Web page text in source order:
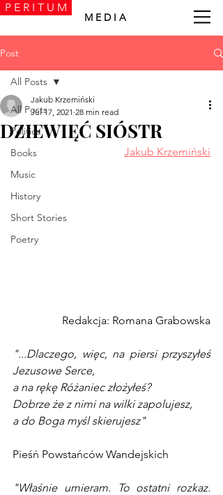
P E R I T U M
M E D I A
Post
All Posts
Politics
Books
Music
History
Short Stories
Poetry
All Posts
DZIEWIĘĆ SIÓSTR
Jakub Krzemiński
Jul 17, 2021 28 min read
Jakub Krzemiński
Redakcja: Romana Grabowska
"...Dlaczego, więc, na piersi przyszyłeś
Jezusowe Serce,
a na rękę Różaniec złożyłeś?
Dobrze że z nimi na wilki zapolujesz,
a do Boga myśl skierujesz"
Pieśń Powstańców Wandejskich
"Właśnie umieram. To ostatni rozkaz.